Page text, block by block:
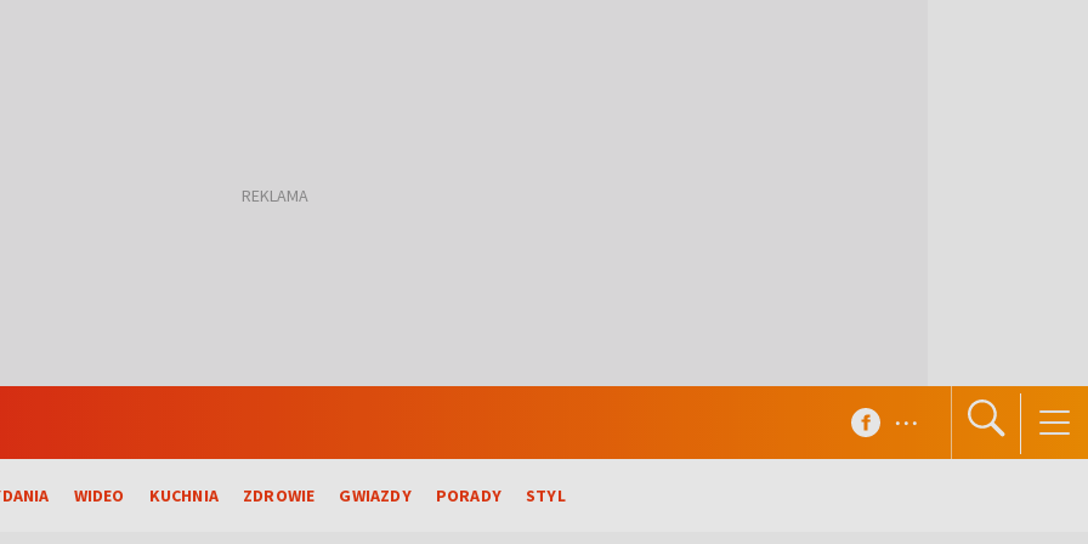
WIDEO KUCHNIA ZDROWIE GWIAZDY PORADY STYL
...